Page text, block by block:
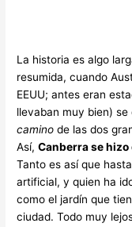
La historia es algo
resumida, cuando
EEUU; antes eran
llevaban muy bien)
camino de las dos
Así,Canberra se hizo
Tanto es así que
artificial, y quien ha
como el jardín que
ciudad. Todo muy